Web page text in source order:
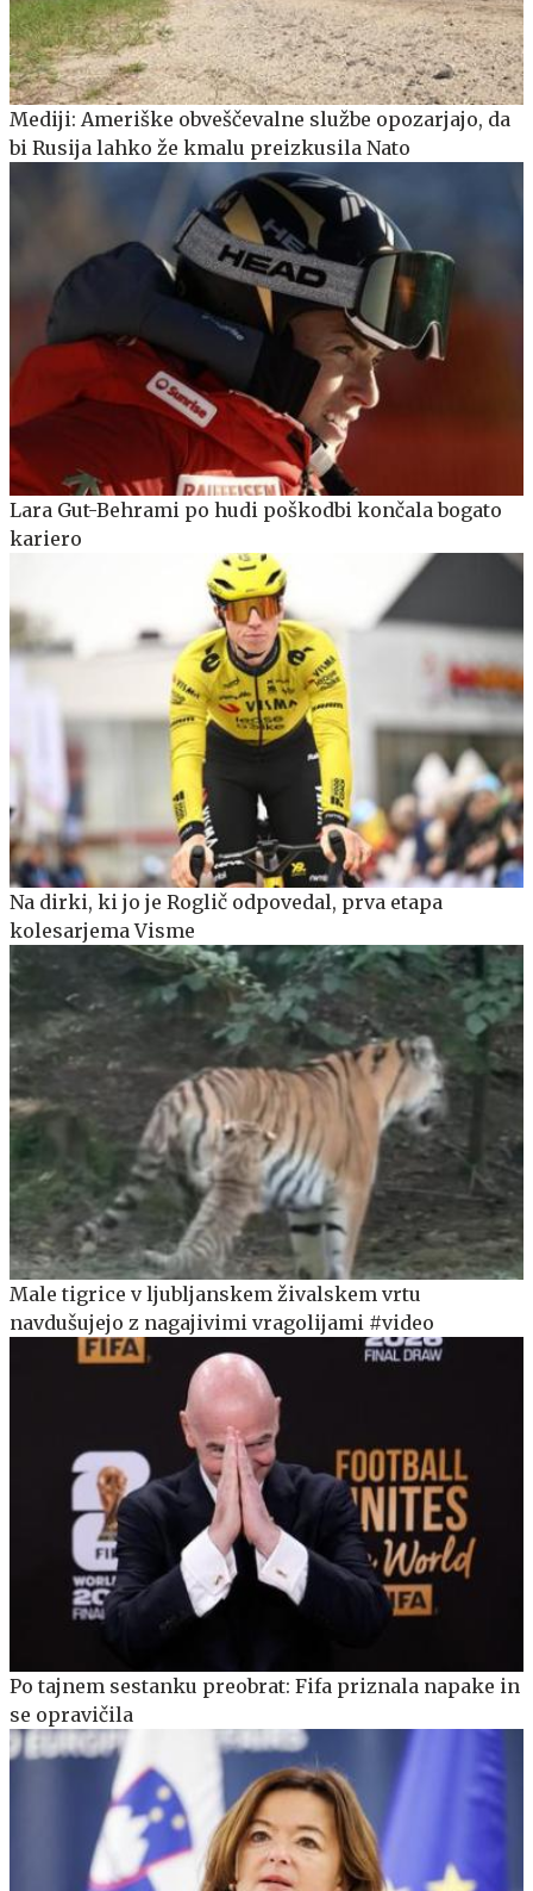
Mediji: Ameriške obveščevalne službe opozarjajo, da
bi Rusija lahko že kmalu preizkusila Nato
Lara Gut-Behrami po hudi poškodbi končala bogato
kariero
Na dirki, ki jo je Roglič odpovedal, prva etapa
kolesarjema Visme
Male tigrice v ljubljanskem živalskem vrtu
navdušujejo z nagajivimi vragolijami #video
Po tajnem sestanku preobrat: Fifa priznala napake in
se opravičila